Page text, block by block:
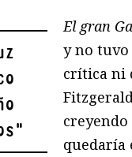
"
El gran
y no
crítica ni
creyendo
quedaría